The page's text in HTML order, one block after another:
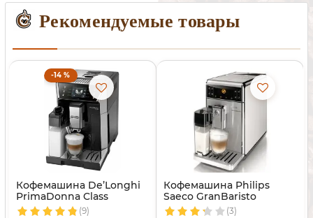
Рекомендуемые товары
-14 %
Кофемашина De’Longhi
PrimaDonna Class
(9)
Кофемашина Philips
Saeco GranBaristo
(3)